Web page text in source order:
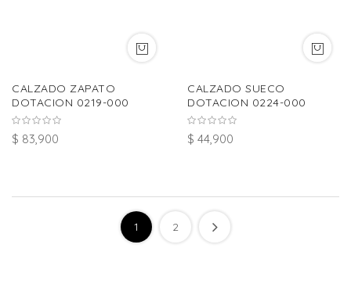
CALZADO ZAPATO
DOTACION 0219-000
$ 83,900
CALZADO SUECO
DOTACION 0224-000
$ 44,900
1 2